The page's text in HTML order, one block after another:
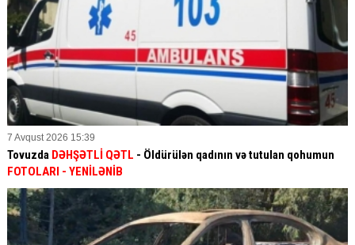
7 Avqust 2026 15:39
Tovuzda DƏHŞƏTLİ QƏTL - Öldürülən qadının və tutulan qohumun
FOTOLARI - YENİLƏNİB